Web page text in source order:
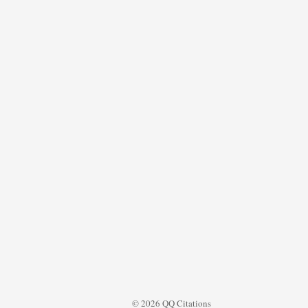
© 2026 QQ Citations